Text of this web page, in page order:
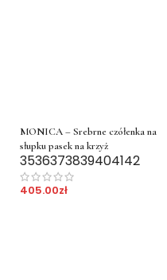
MONICA – Srebrne czółenka na
słupku pasek na krzyż
3536373839404142
405.00zł